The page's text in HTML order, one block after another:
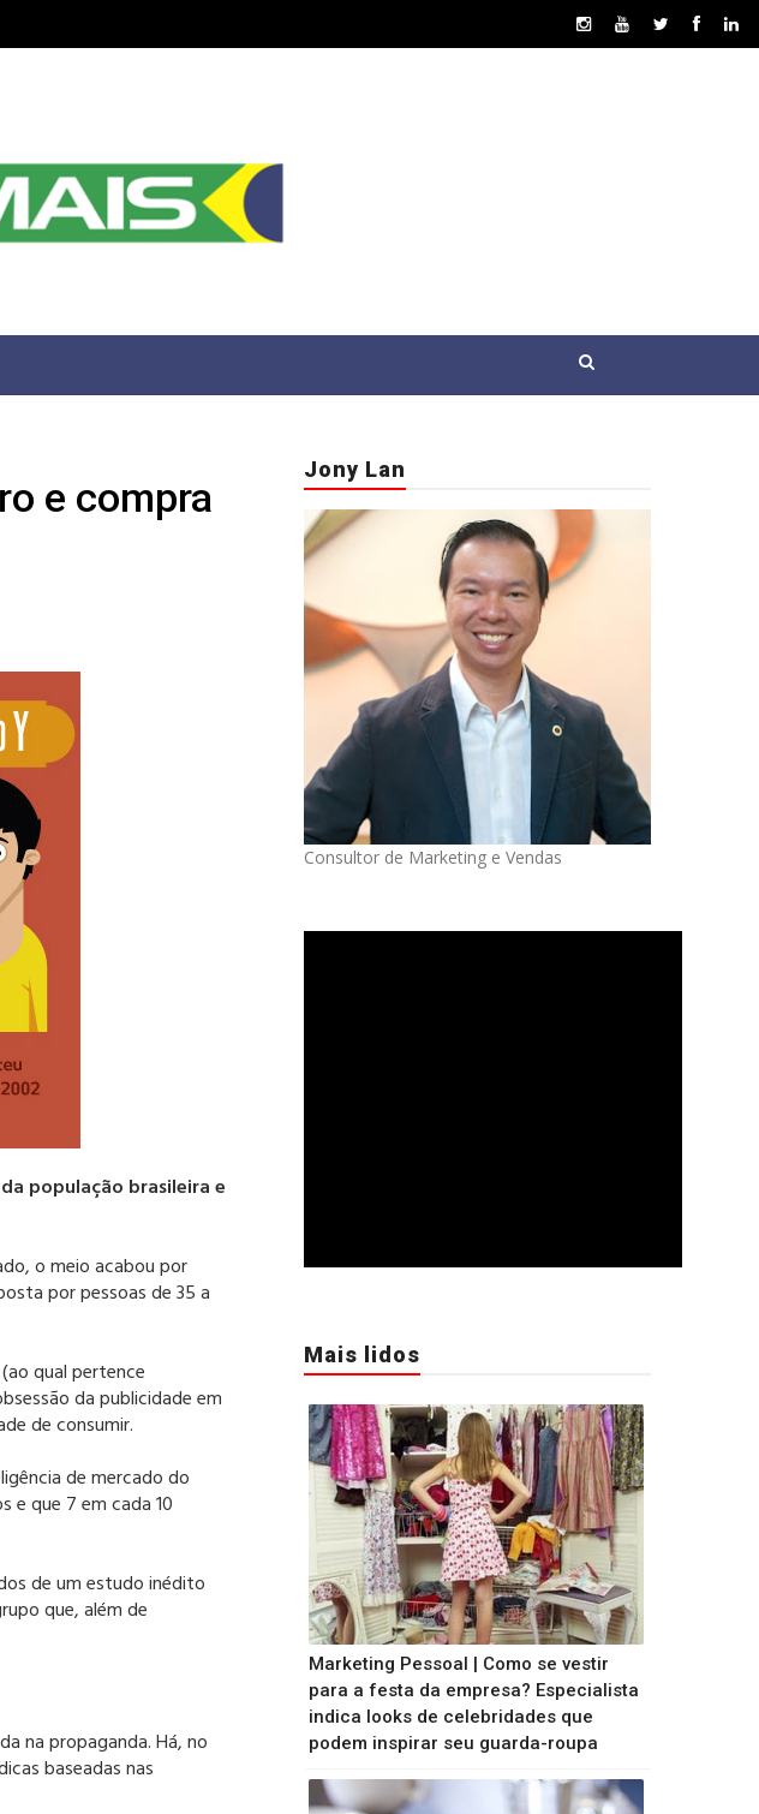
e compra
população brasileira e
o meio acabou por
por pessoas de 35 a
qual pertence
da publicidade em
de consumir.
de mercado do
e que 7 em cada 10
de um estudo inédito
que, além de
na propaganda. Há, no
baseadas nas
Jony Lan
Consultor de Marketing e Vendas
Mais lidos
Marketing Pessoal | Como se vestir
para a festa da empresa? Especialista
indica looks de celebridades que
podem inspirar seu guarda-roupa